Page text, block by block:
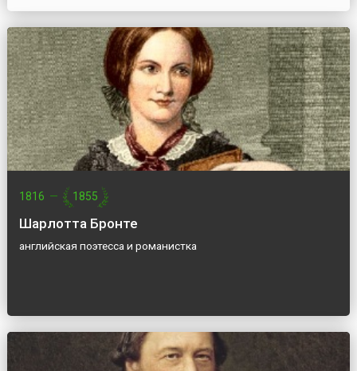
1816 — 1855
Шарлотта Бронте
английская поэтесса и романистка